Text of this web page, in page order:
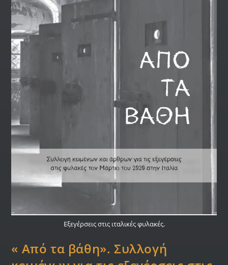
Εξεγέρσεις στις ιταλικές φυλακές.
« Από τα βάθη». Συλλογή